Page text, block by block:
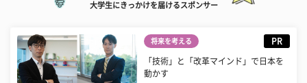
大学生にきっかけを届けるスポンサー
将来を考える PR
「技術」と「改革マインド」で日本を
動かす